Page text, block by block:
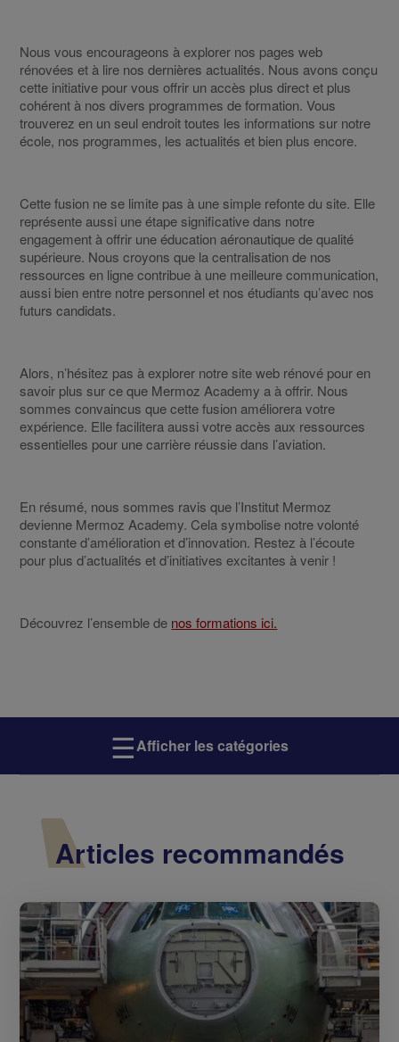
Nous vous encourageons à explorer nos pages web
rénovées et à lire nos dernières actualités. Nous avons conçu
cette initiative pour vous offrir un accès plus direct et plus
cohérent à nos divers programmes de formation. Vous
trouverez en un seul endroit toutes les informations sur notre
école, nos programmes, les actualités et bien plus encore.
Cette fusion ne se limite pas à une simple refonte du site. Elle
représente aussi une étape significative dans notre
engagement à offrir une éducation aéronautique de qualité
supérieure. Nous croyons que la centralisation de nos
ressources en ligne contribue à une meilleure communication,
aussi bien entre notre personnel et nos étudiants qu’avec nos
futurs candidats.
Alors, n’hésitez pas à explorer notre site web rénové pour en
savoir plus sur ce que Mermoz Academy a à offrir. Nous
sommes convaincus que cette fusion améliorera votre
expérience. Elle facilitera aussi votre accès aux ressources
essentielles pour une carrière réussie dans l’aviation.
En résumé, nous sommes ravis que l’Institut Mermoz
devienne Mermoz Academy. Cela symbolise notre volonté
constante d’amélioration et d’innovation. Restez à l’écoute
pour plus d’actualités et d’initiatives excitantes à venir !
Découvrez l’ensemble de nos formations ici.
☰Afficher les catégories
Articles recommandés